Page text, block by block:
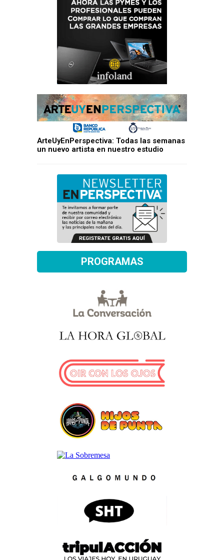
ArteUyEnPerspectiva: Todas las semanas
un nuevo artista en nuestro estudio
PROGRAMAS